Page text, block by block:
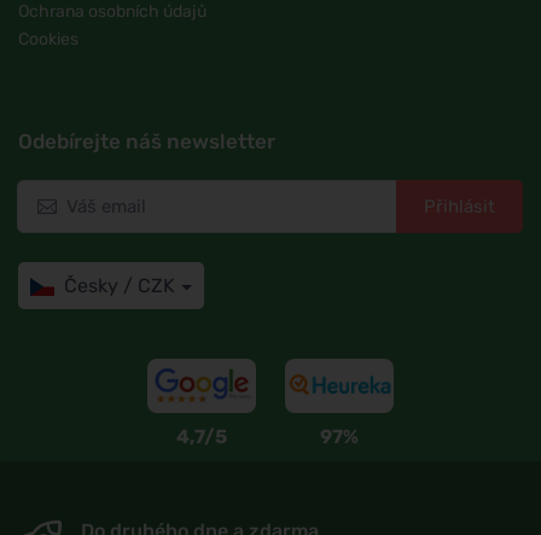
Ochrana osobních údajů
Cookies
Odebírejte náš newsletter
Přihlásit
Česky / CZK
4,7/5 97%